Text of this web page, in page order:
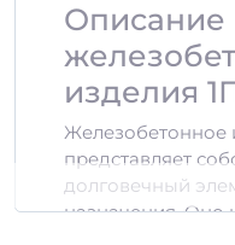
Описание
изделия
Железобетонное
представляет
долговечный
назначения. Оно